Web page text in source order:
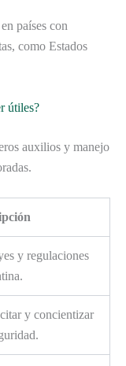
países con
como Estados
útiles?
auxilios y manejo
y regulaciones
y concientizar